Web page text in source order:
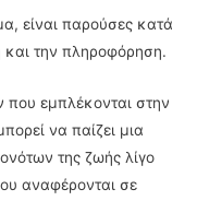
είναι παρούσες κατά
και την πληροφόρηση.
που εμπλέκονται στην
να παίζει μια
της ζωής λίγο
αναφέρονται σε